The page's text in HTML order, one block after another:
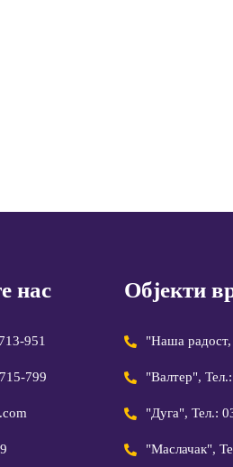
нас
951
799
Објекти
"Наша радост,
"Валтер",
"Дуга", Тел.:
"Маслачак",